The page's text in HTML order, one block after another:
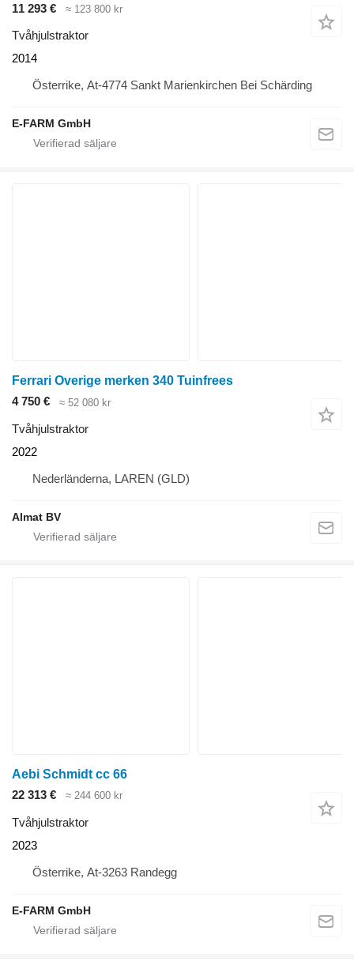
11 293 €
≈ 123 800 kr
Tvåhjulstraktor
2014
Österrike, At-4774 Sankt Marienkirchen Bei Schärding
E-FARM GmbH
Ferrari Overige merken 340 Tuinfrees
4 750 €
≈ 52 080 kr
Tvåhjulstraktor
2022
Nederländerna, LAREN (GLD)
Almat BV
Aebi Schmidt cc 66
22 313 €
≈ 244 600 kr
Tvåhjulstraktor
2023
Österrike, At-3263 Randegg
E-FARM GmbH